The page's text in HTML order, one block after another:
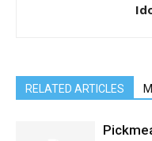
RELATED ARTICLES